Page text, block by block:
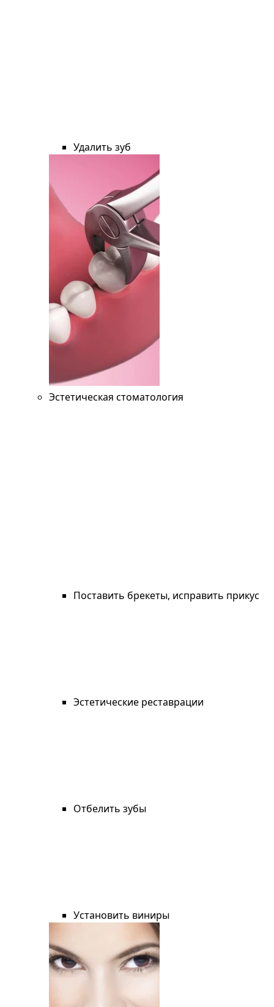
Удалить зуб
Эстетическая стоматология
Поставить брекеты, исправить прикус
Эстетические реставрации
Отбелить зубы
Установить виниры